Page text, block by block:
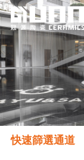
快速篩選通道